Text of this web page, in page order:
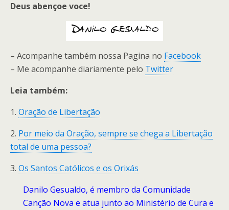
Deus abençoe voce!
– Acompanhe também nossa Pagina no Facebook
– Me acompanhe diariamente pelo Twitter
Leia também:
1. Oração de Libertação
2. Por meio da Oração, sempre se chega a Libertação
total de uma pessoa?
3. Os Santos Católicos e os Orixás
Danilo Gesualdo, é membro da Comunidade
Canção Nova e atua junto ao Ministério de Cura e